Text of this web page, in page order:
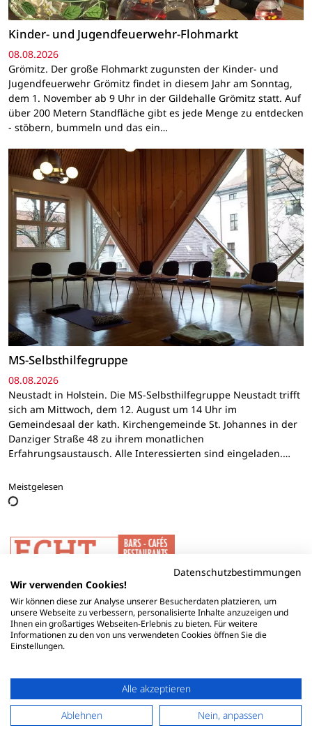
Kinder- und Jugendfeuerwehr-Flohmarkt
08.08.2026
Grömitz. Der große Flohmarkt zugunsten der Kinder- und
Jugendfeuerwehr Grömitz findet in diesem Jahr am Sonntag,
dem 1. November ab 9 Uhr in der Gildehalle Grömitz statt. Auf
über 200 Metern Standfläche gibt es jede Menge zu entdecken
- stöbern, bummeln und das ein…
MS-Selbsthilfegruppe
08.08.2026
Neustadt in Holstein. Die MS-Selbsthilfegruppe Neustadt trifft
sich am Mittwoch, dem 12. August um 14 Uhr im
Gemeindesaal der kath. Kirchengemeinde St. Johannes in der
Danziger Straße 48 zu ihrem monatlichen
Erfahrungsaustausch. Alle Interessierten sind eingeladen.…
Meistgelesen
Datenschutzbestimmungen
Wir verwenden Cookies!
Wir können diese zur Analyse unserer Besucherdaten platzieren, um
unsere Webseite zu verbessern, personalisierte Inhalte anzuzeigen und
Ihnen ein großartiges Webseiten-Erlebnis zu bieten. Für weitere
Informationen zu den von uns verwendeten Cookies öffnen Sie die
Einstellungen.
Alle akzeptieren
Ablehnen
Nein, anpassen